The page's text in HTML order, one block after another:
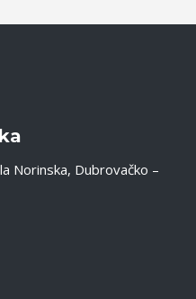
Norinska, Dubrovačko –